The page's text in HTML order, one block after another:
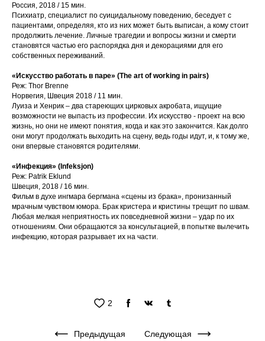
Россия, 2018 / 15 мин.
Психиатр, специалист по суицидальному поведению, беседует с
пациентами, определяя, кто из них может быть выписан, а кому стоит
продолжить лечение. Личные трагедии и вопросы жизни и смерти
становятся частью его распорядка дня и декорациями для его
собственных переживаний.
«Искусство работать в паре» (The art of working in pairs)
Реж: Thor Brenne
Норвегия, Швеция 2018 / 11 мин.
Луиза и Хенрик – два стареющих цирковых акробата, ищущие
возможности не выпасть из профессии. Их искусство - проект на всю
жизнь, но они не имеют понятия, когда и как это закончится. Как долго
они могут продолжать выходить на сцену, ведь годы идут, и, к тому же,
они впервые становятся родителями.
«Инфекция» (Infeksjon)
Реж: Patrik Eklund
Швеция, 2018 / 16 мин.
Фильм в духе ингмара бергмана «сцены из брака», пронизанный
мрачным чувством юмора. Брак кристера и кристины трещит по швам.
Любая мелкая неприятность их повседневной жизни – удар по их
отношениям. Они обращаются за консультацией, в попытке вылечить
инфекцию, которая разрывает их на части.
2
Предыдущая Следующая